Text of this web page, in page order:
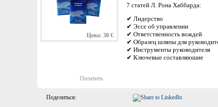
Цена: 30 €
7 статей Л. Рона Хаббарда:
✔ Лидерство
✔ Эссе об управлении
✔ Ответственность вождей
✔ Образец шляпы для
✔ Инструменты руководителя
✔ Ключевые составляющие
Мы свяжемся с вами для
Оплатить
Поделиться: